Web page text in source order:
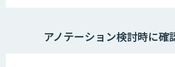
アノテーション検討時に確